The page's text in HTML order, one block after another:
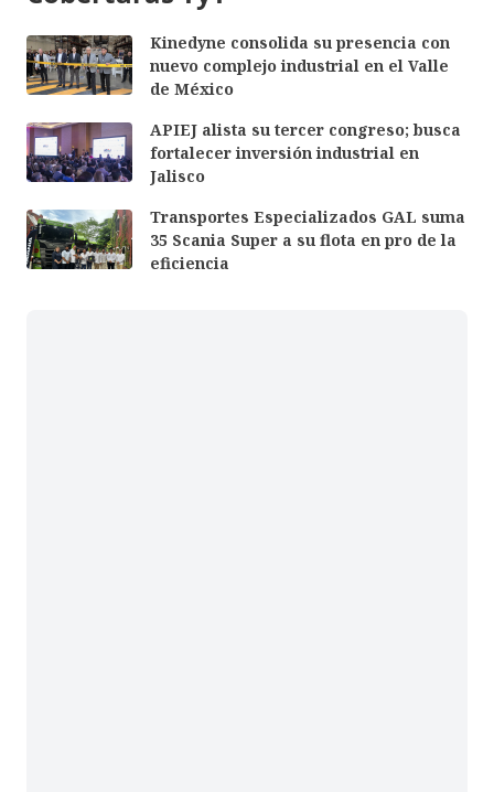
Kinedyne consolida su presencia con
nuevo complejo industrial en el Valle
de México
APIEJ alista su tercer congreso; busca
fortalecer inversión industrial en
Jalisco
Transportes Especializados GAL suma
35 Scania Super a su flota en pro de la
eficiencia